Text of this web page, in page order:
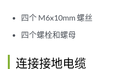
四个 M6x10mm 螺丝
四个螺栓和螺母
连接接地电缆